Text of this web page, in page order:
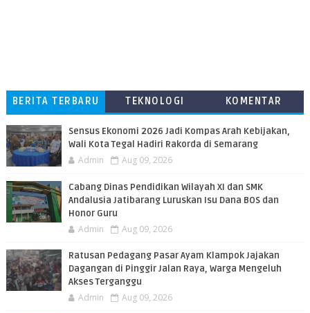
BERITA TERBARU TEKNOLOGI
KOMENTAR
Sensus Ekonomi 2026 Jadi Kompas Arah Kebijakan,
Wali Kota Tegal Hadiri Rakorda di Semarang
Admin Aug 09, 2026
Cabang Dinas Pendidikan Wilayah XI dan SMK
Andalusia Jatibarang Luruskan Isu Dana BOS dan
Honor Guru
Admin Aug 09, 2026
​Ratusan Pedagang Pasar Ayam Klampok Jajakan
Dagangan di Pinggir Jalan Raya, Warga Mengeluh
Akses Terganggu
Admin Aug 09, 2026